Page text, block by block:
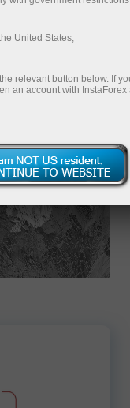
в
делать
United States;
relevant button below. If
an account with InstaForex